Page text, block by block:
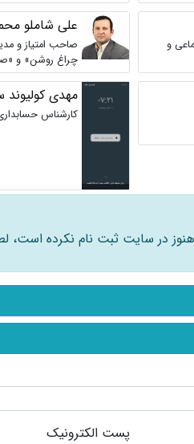
و
علی شاملو
صاحب امتیاز و
چراغ روشن» و
مهدی کولیوند
کارشناس
هنوز در سایت ثبت نام نکرده است،
پست الکترونیک